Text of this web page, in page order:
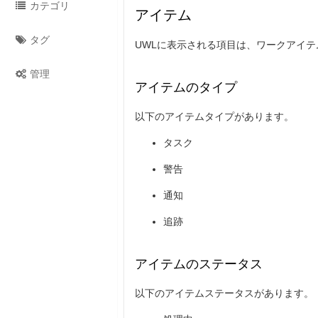
カテゴリ
タグ
管理
アイテム
UWLに表示される項目は、ワークアイ
アイテムのタイプ
以下のアイテムタイプがあります。
タスク
警告
通知
追跡
アイテムのステータス
以下のアイテムステータスがあります。